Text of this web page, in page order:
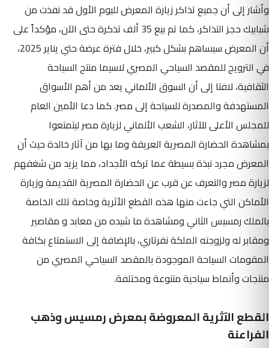
وأشار إلى أن جميع تذاكر زيارة المعرض لليوم الأول قد نفذت من
شبابيك حجز التذاكر، كما تم بيع 35 ألف تذكرة حتى الآن، مؤكداً على
أن المعرض سيساهم بشكل كبير، خلال فترة عرضة حتي يناير 2025،
في الترويج للمقصد السياحي المصري لاسيما منتج السياحة
الثقافية، لافتا إلى أن السوق الألماني يعد من أهم الأسواق
المستهدفة والمصدرة للسياحة إلى مصر. كما دعا الأمين العام
للمجلس الأعلى للآثار، الشعب الألماني لزيارة مصر ليتمتعوا
بمشاهدة الحضارة المصرية العريقة وما بها من آثار خالدة حيث أن
المعرض مجرد نبذة بسيطة عما تركه الأجداد، مما يزيد من شغفهم
لزيارة مصر والتعرف عن قرب عن الحضارة المصرية القديمة وزيارة
الأماكن التي جاءت منها هذه القطع الأثرية وخاصة تلك الخاصة
بالملك رمسيس الثاني ومشاهدة ما شيده من معابد و مقاصير
ومقابر له ولزوجته الملكة نفرتاري، بالإضافة إلى الاستمتاع بكافة
المقومات السياحة الموجودة بالمقصد السياحي المصري من
منتجات وأنماط سياحية متنوعة ومختلفة.
القطع الآثرية المعروضة بمعرض رمسيس وذهب
الفراعنة